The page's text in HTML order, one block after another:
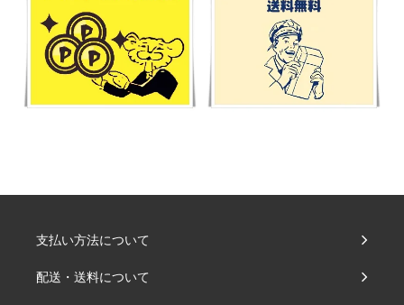
支払い方法について
配送・送料について